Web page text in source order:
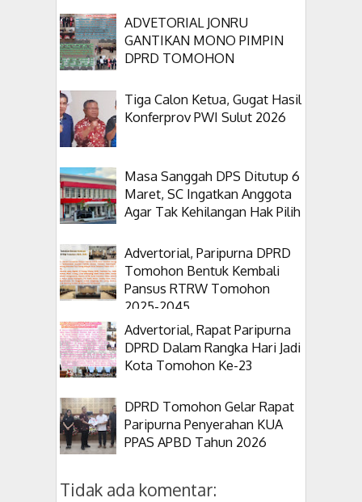
ADVETORIAL JONRU
GANTIKAN MONO PIMPIN
DPRD TOMOHON
Tiga Calon Ketua, Gugat Hasil
Konferprov PWI Sulut 2026
Masa Sanggah DPS Ditutup 6
Maret, SC Ingatkan Anggota
Agar Tak Kehilangan Hak Pilih
Advertorial, Paripurna DPRD
Tomohon Bentuk Kembali
Pansus RTRW Tomohon
2025-2045
Advertorial, Rapat Paripurna
DPRD Dalam Rangka Hari Jadi
Kota Tomohon Ke-23
DPRD Tomohon Gelar Rapat
Paripurna Penyerahan KUA
PPAS APBD Tahun 2026
Tidak ada komentar: